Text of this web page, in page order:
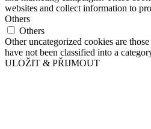
websites and collect information to
Others
Others
Other uncategorized cookies are
have not been classified into a
ULOŽIT & PŘIJMOUT